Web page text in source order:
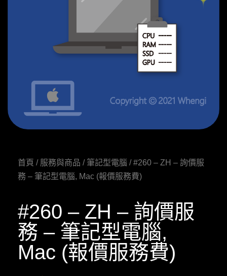
首頁 / 服務與商品 / 筆記型電腦 / #260 – ZH – 詢價服
務 – 筆記型電腦, Mac (報價服務費)
#260 – ZH – 詢價服
務 – 筆記型電腦,
Mac (報價服務費)